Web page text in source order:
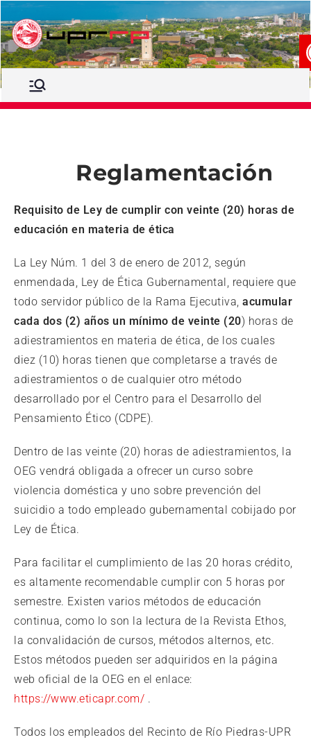
Comité de
Río
Piedras
Comité de Ética Recinto de
Río Piedras
Reglamentación
Requisito de Ley de cumplir con veinte (20) horas de
educación en materia de ética
La Ley Núm. 1 del 3 de enero de 2012, según
enmendada, Ley de Ética Gubernamental, requiere que
todo servidor público de la Rama Ejecutiva, acumular
cada dos (2) años un mínimo de veinte (20) horas de
adiestramientos en materia de ética, de los cuales
diez (10) horas tienen que completarse a través de
adiestramientos o de cualquier otro método
desarrollado por el Centro para el Desarrollo del
Pensamiento Ético (CDPE).
Dentro de las veinte (20) horas de adiestramientos, la
OEG vendrá obligada a ofrecer un curso sobre
violencia doméstica y uno sobre prevención del
suicidio a todo empleado gubernamental cobijado por
Ley de Ética.
Para facilitar el cumplimiento de las 20 horas crédito,
es altamente recomendable cumplir con 5 horas por
semestre. Existen varios métodos de educación
continua, como lo son la lectura de la Revista Ethos,
la convalidación de cursos, métodos alternos, etc.
Estos métodos pueden ser adquiridos en la página
web oficial de la OEG en el enlace:
https://www.eticapr.com/ .
Todos los empleados del Recinto de Río Piedras-UPR